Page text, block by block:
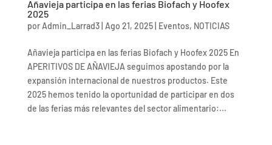
Añavieja participa en las ferias Biofach y Hoofex
2025
porAdmin_Larrad3| Ago 21, 2025| Eventos, NOTICIAS
Añavieja participa en las ferias Biofach y Hoofex 2025 En
APERITIVOS DE AÑAVIEJA seguimos apostando por la
expansión internacional de nuestros productos. Este
2025 hemos tenido la oportunidad de participar en dos
de las ferias más relevantes del sector alimentario:...